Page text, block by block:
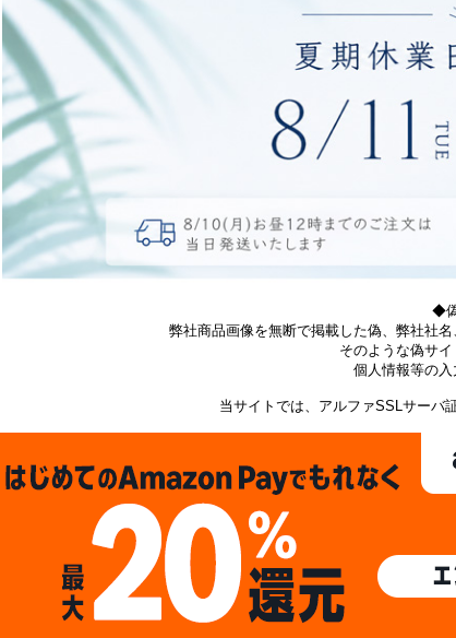
◆
弊社商品画像を無断で掲載した偽、弊社社
そのような偽サイ
個人情報等の入
当サイトでは、アルファSSLサーバ